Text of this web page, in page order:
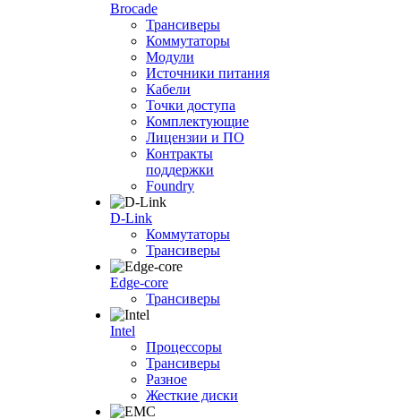
Brocade
Трансиверы
Коммутаторы
Модули
Источники питания
Кабели
Точки доступа
Комплектующие
Лицензии и ПО
Контракты
поддержки
Foundry
D-Link
Коммутаторы
Трансиверы
Edge-core
Трансиверы
Intel
Процессоры
Трансиверы
Разное
Жесткие диски